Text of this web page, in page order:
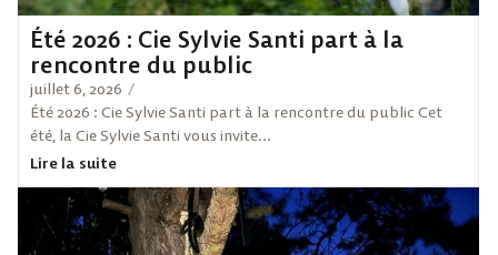
Été 2026 : Cie Sylvie Santi part à la
rencontre du public
juillet 6, 2026 /
Été 2026 : Cie Sylvie Santi part à la rencontre du public Cet
été, la Cie Sylvie Santi vous invite...
Lire la suite